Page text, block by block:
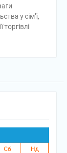
у сім’ї,
Сб
Нд